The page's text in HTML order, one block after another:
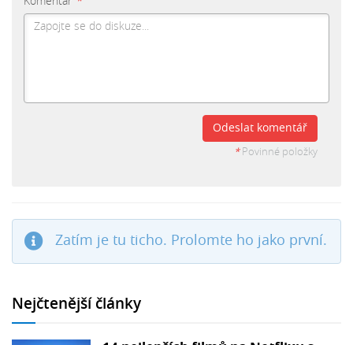
Odeslat komentář
*Povinné položky
Zatím je tu ticho. Prolomte ho jako první.
Nejčtenější články